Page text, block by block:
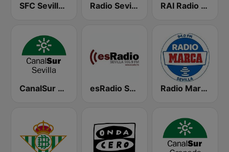
SFC Sevilla Fútbol Club Radio 91.6 Radio Sevilla SER RAI Radio Andalucía Información
CanalSur Radio Sevilla esRadio Sevilla Radio Marca Sevilla